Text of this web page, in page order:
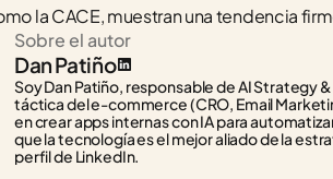
la CACE, muestran una tendencia
Sobre el autor
Dan Patiño
Soy Dan Patiño, responsable de AI Strategy
táctica del e-commerce (CRO, Email
en crear apps internas con IA para
que la tecnología es el mejor aliado de la
perfil de LinkedIn.